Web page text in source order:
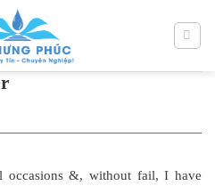
occasions &, without fail, I have